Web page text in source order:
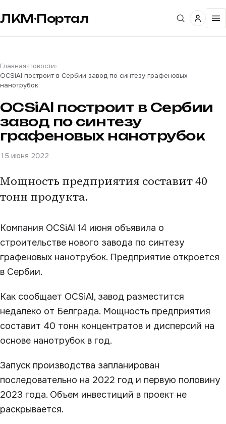
ЛКМ·Портал
Главная›Новости›
OCSiAl построит в Сербии завод по синтезу графеновых
нанотрубок
OCSiAl построит в Сербии
завод по синтезу
графеновых нанотрубок
15 июня 2022
Мощность предприятия составит 40
тонн продукта.
Компания OCSiAl 14 июня объявила о
строительстве нового завода по синтезу
графеновых нанотрубок. Предприятие откроется
в Сербии.
Как сообщает OCSiAl, завод разместится
недалеко от Белграда. Мощность предприятия
составит 40 тонн концентратов и дисперсий на
основе нанотрубок в год.
Запуск производства запланирован
последовательно на 2022 год и первую половину
2023 года. Объем инвестиций в проект не
раскрывается.